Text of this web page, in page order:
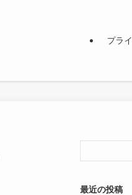
プラ
最近の投稿